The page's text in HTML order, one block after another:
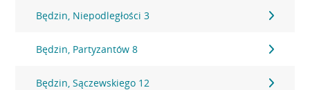
Będzin, Niepodległości 3
Będzin, Partyzantów 8
Będzin, Sączewskiego 12